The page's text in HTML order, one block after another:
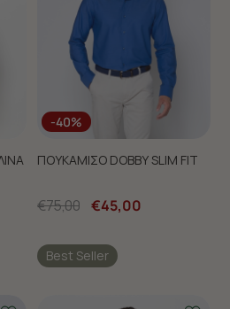
-40%
ΠΟΥΚΑΜΙΣΟ DOBBY SLIM FIT
€75,00 €45,00
Best Seller